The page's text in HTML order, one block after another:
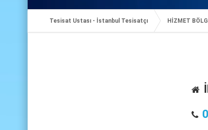
Tesisat Ustası - İstanbul Tesisatçı HİZMET